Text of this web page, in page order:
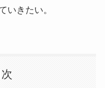
いきたい。